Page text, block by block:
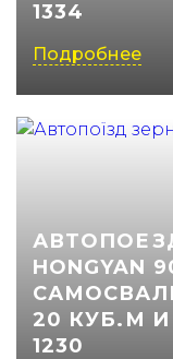
1334
Подробнее
HONGYAN
20 КУБ.М
1230